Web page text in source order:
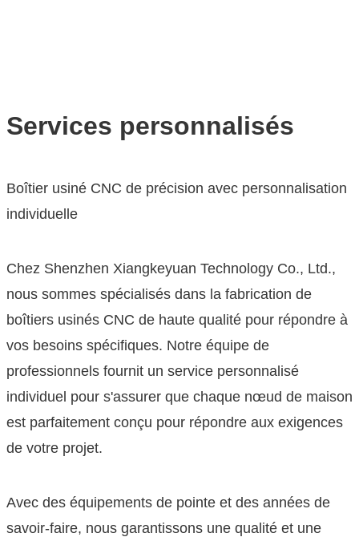
Services personnalisés
Boîtier usiné CNC de précision avec personnalisation
individuelle
Chez Shenzhen Xiangkeyuan Technology Co., Ltd.,
nous sommes spécialisés dans la fabrication de
boîtiers usinés CNC de haute qualité pour répondre à
vos besoins spécifiques. Notre équipe de
professionnels fournit un service personnalisé
individuel pour s'assurer que chaque nœud de maison
est parfaitement conçu pour répondre aux exigences
de votre projet.
Avec des équipements de pointe et des années de
savoir-faire, nous garantissons une qualité et une